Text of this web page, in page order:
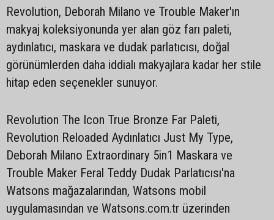
Revolution, Deborah Milano ve Trouble Maker'ın
makyaj koleksiyonunda yer alan göz farı paleti,
aydınlatıcı, maskara ve dudak parlatıcısı, doğal
görünümlerden daha iddialı makyajlara kadar her stile
hitap eden seçenekler sunuyor.
Revolution The Icon True Bronze Far Paleti,
Revolution Reloaded Aydınlatıcı Just My Type,
Deborah Milano Extraordinary 5in1 Maskara ve
Trouble Maker Feral Teddy Dudak Parlatıcısı'na
Watsons mağazalarından, Watsons mobil
uygulamasından ve Watsons.com.tr üzerinden